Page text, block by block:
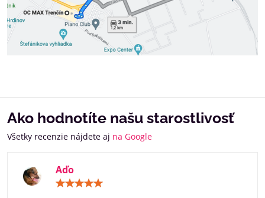
Ako hodnotíte našu starostlivosť
Všetky recenzie nájdete aj na Google
Aďo